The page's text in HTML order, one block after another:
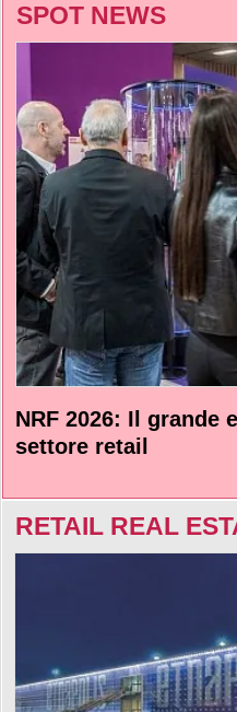
SPOT NEWS
NRF 2026: Il grande
settore retail
RETAIL REAL